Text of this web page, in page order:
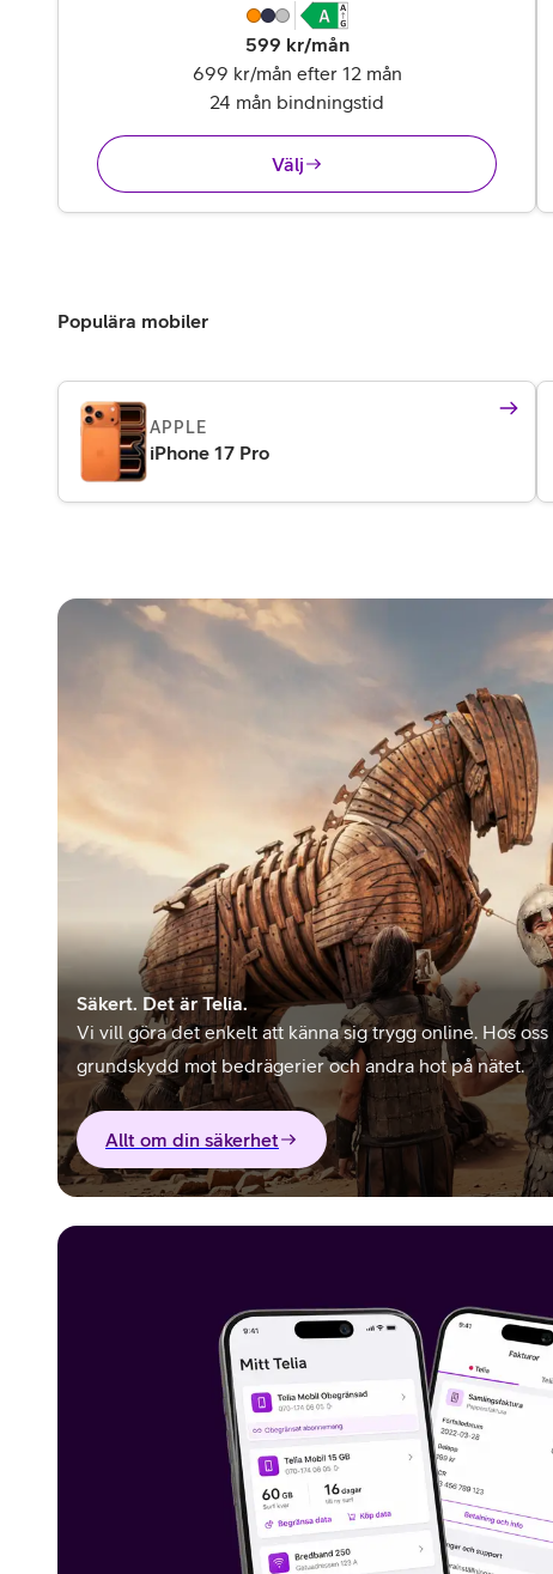
599 kr/mån
699 kr/mån efter 12 mån
24 mån bindningstid
Välj
Populära mobiler
APPLE
iPhone 17 Pro
Säkert. Det är Telia.
Vi vill göra det enkelt att känna sig trygg online. Hos
grundskydd mot bedrägerier och andra hot på nätet.
Allt om din säkerhet